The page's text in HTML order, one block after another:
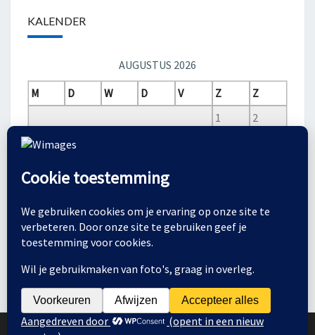
KALENDER
AUGUSTUS 2026
M
D W D V Z
Z
1
2
3
4
24
25 26 27 28 29
30
31
© 2026 | Ondersteund door WordPress | Thema: